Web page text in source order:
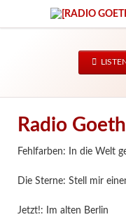
Radio
Fehlfarben: In die Welt
Die Sterne: Stell mir
Jetzt!: Im alten Berlin